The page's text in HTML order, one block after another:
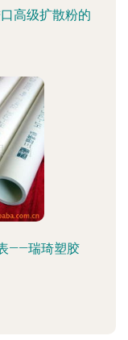
高级扩散粉的
——瑞琦塑胶